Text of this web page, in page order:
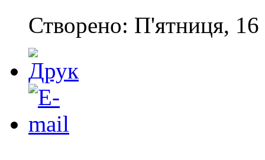
Створено: П'ятниця, 16